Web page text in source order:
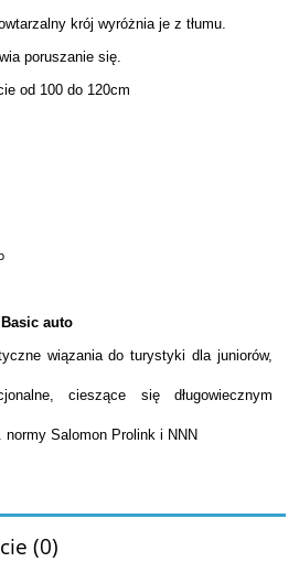
krój wyróżnia je z tłumu.
poruszanie się.
od 100 do 120cm
auto
wiązania do turystyki dla juniorów,
cieszące się długowiecznym
Salomon Prolink i NNN
(0)